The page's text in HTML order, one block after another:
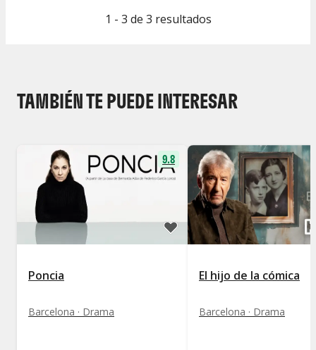
1 - 3 de 3 resultados
TAMBIÉN TE PUEDE INTERESAR
9.8
Poncia
Barcelona · Drama
El hijo de la cómica
Barcelona · Drama